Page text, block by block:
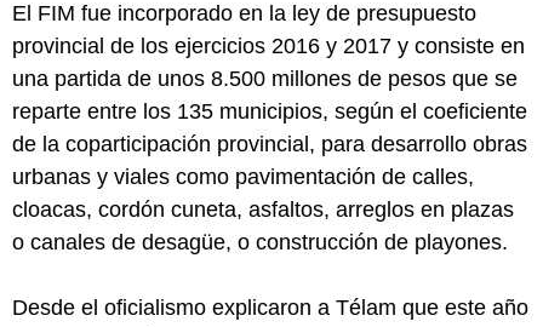
El FIM fue incorporado en la ley de presupuesto
provincial de los ejercicios 2016 y 2017 y consiste en
una partida de unos 8.500 millones de pesos que se
reparte entre los 135 municipios, según el coeficiente
de la coparticipación provincial, para desarrollo obras
urbanas y viales como pavimentación de calles,
cloacas, cordón cuneta, asfaltos, arreglos en plazas
o canales de desagüe, o construcción de playones.
Desde el oficialismo explicaron a Télam que este año